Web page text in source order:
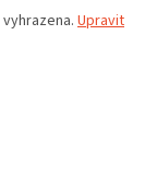
Upravit